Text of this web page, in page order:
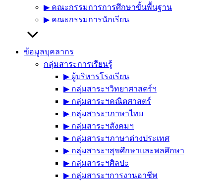
▶︎ คณะกรรมการการศึกษาขั้นพื้นฐาน
▶︎ คณะกรรมการนักเรียน
ข้อมูลบุคลากร
กลุ่มสาระการเรียนรู้
▶︎ ผู้บริหารโรงเรียน
▶︎ กลุ่มสาระฯวิทยาศาสตร์ฯ
▶︎ กลุ่มสาระฯคณิตศาสตร์
▶︎ กลุ่มสาระฯภาษาไทย
▶︎ กลุ่มสาระฯสังคมฯ
▶︎ กลุ่มสาระฯภาษาต่างประเทศ
▶︎ กลุ่มสาระฯสุขศึกษาและพลศึกษา
▶︎ กลุ่มสาระฯศิลปะ
▶︎ กลุ่มสาระฯการงานอาชีพ